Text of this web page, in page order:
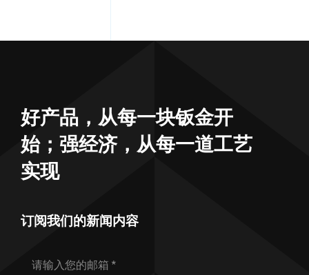
好产品，从每一块钣金开
始；强经济，从每一道工艺
实现
订阅我们的新闻内容